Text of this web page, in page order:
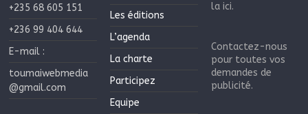
+235 68 605 151
+236 99 404 644
E-mail :
toumaiwebmedia
@gmail.com
Les éditions
L’agenda
La charte
Participez
Equipe
la ici.
Contactez-nous
pour toutes vos
demandes de
publicité.